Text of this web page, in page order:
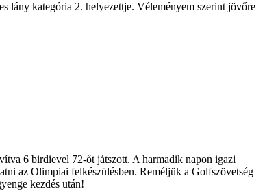
lány kategória 2. helyezettje. Véleményem szerint jövőre
6 birdievel 72-őt játszott. A harmadik napon igazi
az Olimpiai felkészülésben. Reméljük a Golfszövetség
kezdés után!